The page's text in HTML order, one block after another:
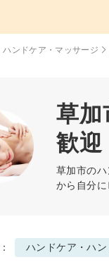
ハンドケア・マッサージ
草
歓迎
草加市のハ
から自分に
ハンドケア・ハ